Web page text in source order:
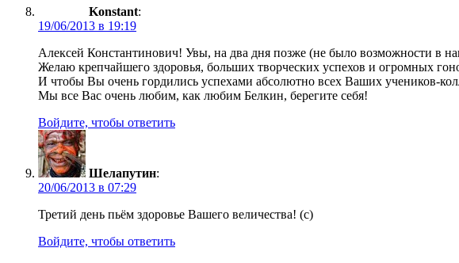
Konstant:
19/06/2013 в 19:19
Алексей Константинович! Увы, на два дня позже (не было возможности в
Желаю крепчайшего здоровья, больших творческих успехов и огромных
И чтобы Вы очень гордились успехами абсолютно всех Ваших учеников-
Мы все Вас очень любим, как любим Белкин, берегите себя!
Войдите, чтобы ответить
Шелапутин:
20/06/2013 в 07:29
Третий день пьём здоровье Вашего величества! (с)
Войдите, чтобы ответить